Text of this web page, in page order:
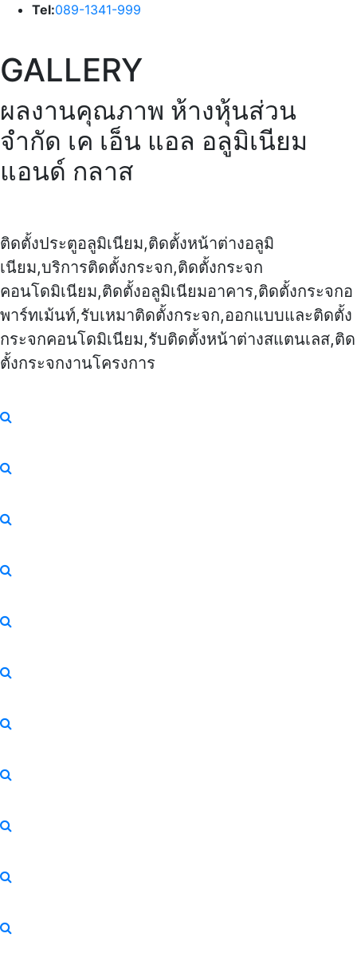
Tel:089-1341-999
GALLERY
ผลงานคุณภาพ ห้างหุ้นส่วน
จำกัด เค เอ็น แอล อลูมิเนียม
แอนด์ กลาส
ติดตั้งประตูอลูมิเนียม,ติดตั้งหน้าต่างอลูมิ
เนียม,บริการติดตั้งกระจก,ติดตั้งกระจก
คอนโดมิเนียม,ติดตั้งอลูมิเนียมอาคาร,ติดตั้งกระจกอ
พาร์ทเม้นท์,รับเหมาติดตั้งกระจก,ออกแบบและติดตั้ง
กระจกคอนโดมิเนียม,รับติดตั้งหน้าต่างสแตนเลส,ติด
ตั้งกระจกงานโครงการ